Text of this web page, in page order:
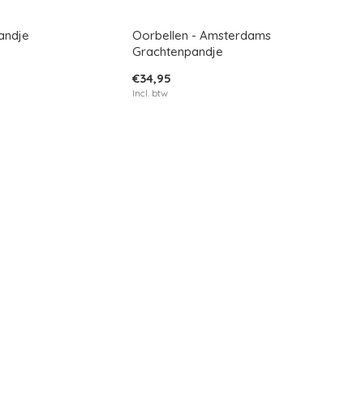
Oorbellen - Amsterdams
Grachtenpandje
€34,95
Incl. btw